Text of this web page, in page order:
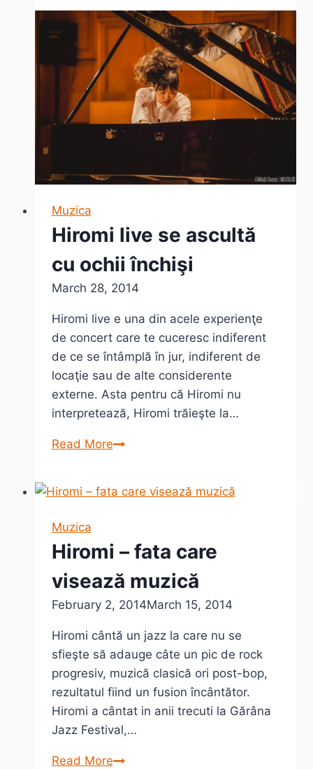
–
o
prezentare
piese
Muzica
Hiromi live se ascultă
cu ochii închişi
March 28, 2014
Hiromi live e una din acele experienţe
de concert care te cuceresc indiferent
de ce se întâmplă în jur, indiferent de
locaţie sau de alte considerente
externe. Asta pentru că Hiromi nu
interpretează, Hiromi trăieşte la…
Read MoreHiromi
ascultă
închişi
Muzica
Hiromi – fata care
visează muzică
February 2, 2014March 15, 2014
Hiromi cântă un jazz la care nu se
sfieşte să adauge câte un pic de rock
progresiv, muzică clasică ori post-bop,
rezultatul fiind un fusion încântător.
Hiromi a cântat in anii trecuti la Gărâna
Jazz Festival,…
Read MoreHiromi